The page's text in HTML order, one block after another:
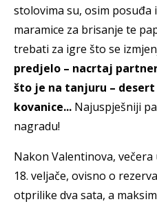
stolovima su, osim posuđa
maramice za brisanje te
trebati za igre što se
predjelo – nacrtaj
što je na tanjuru –
kovanice... Najuspješniji
nagradu!
Nakon Valentinova,
18. veljače, ovisno o
otprilike dva sata, a